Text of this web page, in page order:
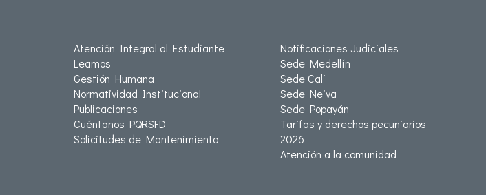
Atención Integral al Estudiante
Leamos
Gestión Humana
Normatividad Institucional
Publicaciones
Cuéntanos PQRSFD
Solicitudes de Mantenimiento
Notificaciones Judiciales
Sede Medellín
Sede Cali
Sede Neiva
Sede Popayán
Tarifas y derechos pecuniarios
2026
Atención a la comunidad